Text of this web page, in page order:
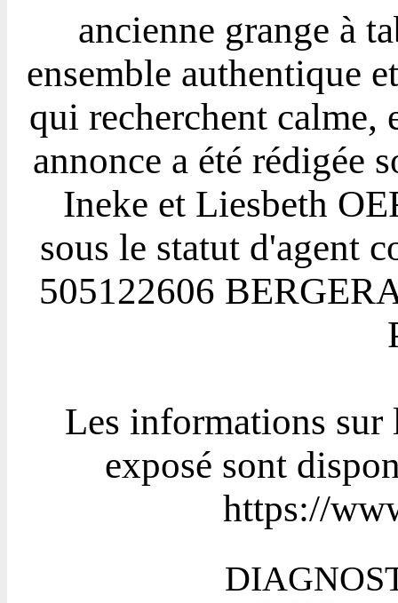
ancienne grange à
ensemble authentique
qui recherchent calme,
annonce a été rédigée
Ineke et Liesbeth
sous le statut d'agent
505122606
Les informations sur
exposé sont
https://